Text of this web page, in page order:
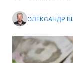
ОЛЕКСАНДР